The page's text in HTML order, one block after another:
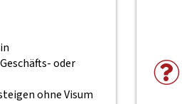
oder
ohne Visum